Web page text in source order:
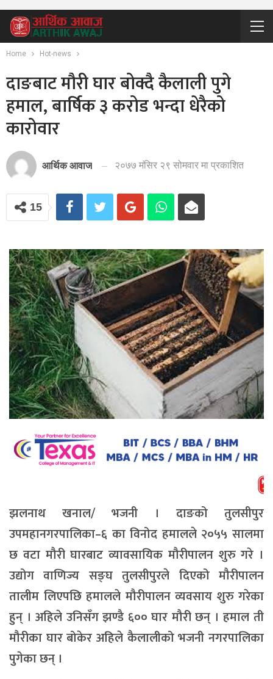
Home Hot-news
दाङबाट मौरी घार बोक्दै कैलाली पुगे
हमाल, बार्षिक ३ करोड भन्दा धेरैको
कारोवार
आर्थिक आवाज २०७७ मंसिर २९ सोमवार मा प्रकाशित
15
झलनाथ खनाल/ भजनी । दाङको तुलसीपुर
उपमहानगरपालिका–६ का विनोद हमालले २०५५ सालमा
छ वटा मौरी घारबाट व्यावसायिक मौरीपालन शुरु गरे ।
उद्योग वाणिज्य सङ्घ तुलसीपुरले दिएको मौरीपालन
तालीम लिएपछि हमालले मौरीपालन व्यवसाय शुरु गरेका
हुन् । अहिले उनिसँग झण्डै ६०० घार मौरी छन् । हमाल ती
मौरीका घार बोकेर अहिले कैलालीको भजनी नगरपालिका
पुगेका छन् ।